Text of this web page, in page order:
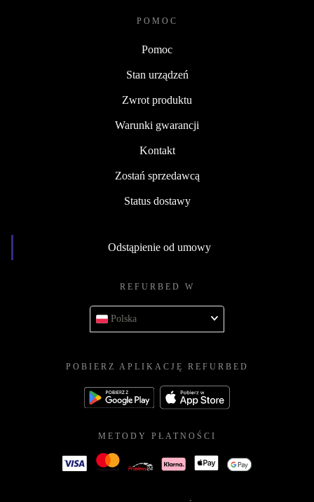
POMOC
Pomoc
Stan urządzeń
Zwrot produktu
Warunki gwarancji
Kontakt
Zostań sprzedawcą
Status dostawy
Odstąpienie od umowy
REFURBED W
Polska
POBIERZ APLIKACJĘ REFURBED
METODY PŁATNOŚCI